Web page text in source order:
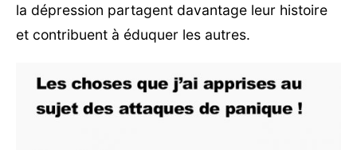
la dépression partagent davantage leur histoire
et contribuent à éduquer les autres.